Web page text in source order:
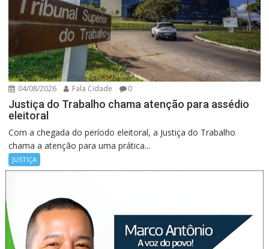
04/08/2026 Fala Cidade 0
Justiça do Trabalho chama atenção para assédio
eleitoral
Com a chegada do período eleitoral, a Justiça do Trabalho
chama a atenção para uma prática...
JUSTIÇA